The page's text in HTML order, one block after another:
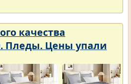
качества
Пледы. Цены упали